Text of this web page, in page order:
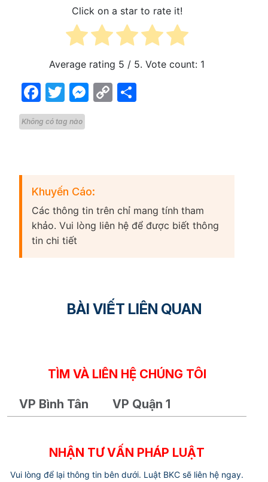
Click on a star to rate it!
Average rating 5 / 5. Vote count: 1
Facebook
Twitter
Messenger
Copy
Không có tag nào
Khuyến Cáo:
Các thông tin trên chỉ mang tính tham
khảo. Vui lòng liên hệ để được biết thông
tin chi tiết
BÀI VIẾT LIÊN QUAN
TÌM VÀ LIÊN HỆ CHÚNG TÔI
VP Bình Tân VP Quận 1
NHẬN TƯ VẤN PHÁP LUẬT
Vui lòng để lại thông tin bên dưới. Luật BKC sẽ liên hệ ngay.